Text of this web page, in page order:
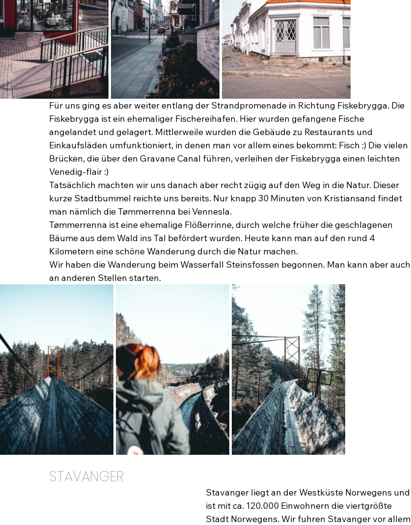
Für uns ging es aber weiter entlang der Strandpromenade in Richtung Fiskebrygga. Die
Fiskebrygga ist ein ehemaliger Fischereihafen. Hier wurden gefangene Fische
angelandet und gelagert. Mittlerweile wurden die Gebäude zu Restaurants und
Einkaufsläden umfunktioniert, in denen man vor allem eines bekommt: Fisch :) Die vielen
Brücken, die über den Gravane Canal führen, verleihen der Fiskebrygga einen leichten
Venedig-flair :)
Tatsächlich machten wir uns danach aber recht zügig auf den Weg in die Natur. Dieser
kurze Stadtbummel reichte uns bereits. Nur knapp 30 Minuten von Kristiansand findet
man nämlich die Tømmerrenna bei Vennesla.
Tømmerrenna ist eine ehemalige Flößerrinne, durch welche früher die geschlagenen
Bäume aus dem Wald ins Tal befördert wurden. Heute kann man auf den rund 4
Kilometern eine schöne Wanderung durch die Natur machen.
Wir haben die Wanderung beim Wasserfall Steinsfossen begonnen. Man kann aber auch
an anderen Stellen starten.
STAVANGER
Stavanger liegt an der Westküste Norwegens und
ist mit ca. 120.000 Einwohnern die viertgrößte
Stadt Norwegens. Wir fuhren Stavanger vor allem